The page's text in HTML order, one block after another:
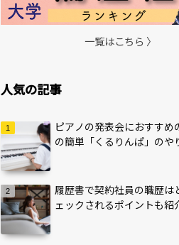
一覧はこちら 〉
人気の記事
ピアノの発表会におすすめ
の簡単「くるりんぱ」のや
履歴書で契約社員の職歴は
ェックされるポイントも紹